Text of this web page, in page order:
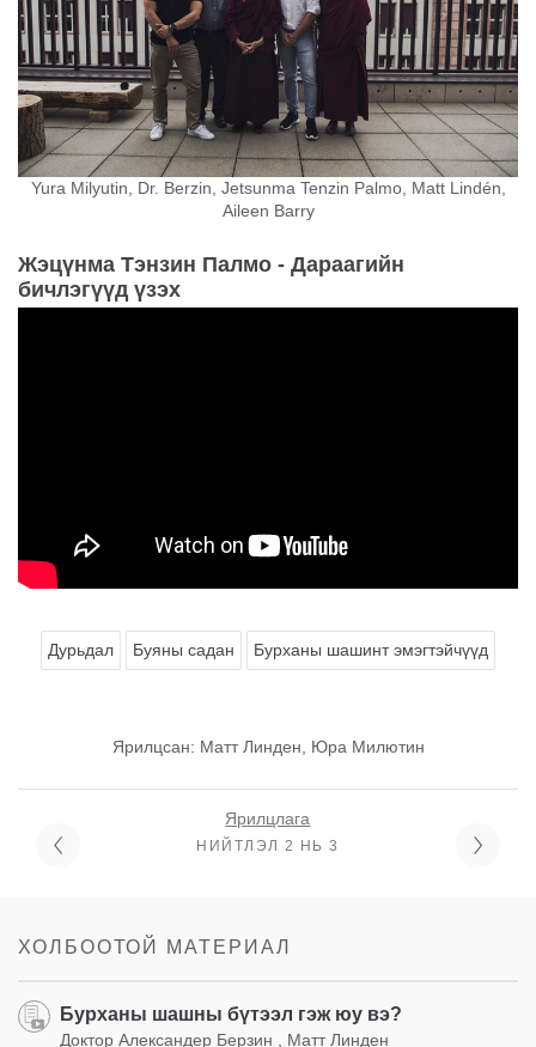
Yura Milyutin, Dr. Berzin, Jetsunma Tenzin Palmo, Matt Lindén,
Aileen Barry
Жэцүнма Тэнзин Палмо - Дараагийн
бичлэгүүд үзэх
Дурьдал Буяны садан Бурханы шашинт эмэгтэйчүүд
Ярилцсан: Матт Линден, Юра Милютин
Ярилцлага
НИЙТЛЭЛ 2 НЬ 3
ХОЛБООТОЙ МАТЕРИАЛ
Бурханы шашны бүтээл гэж юу вэ?
Доктор Александер Берзин , Матт Линден